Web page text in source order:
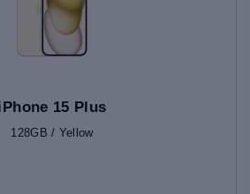
15 Plus
128GB / Yellow